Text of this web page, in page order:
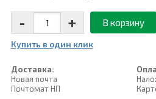
- + В корзину
Купить в один клик
Доставка:
Новая почта
Почтомат НП